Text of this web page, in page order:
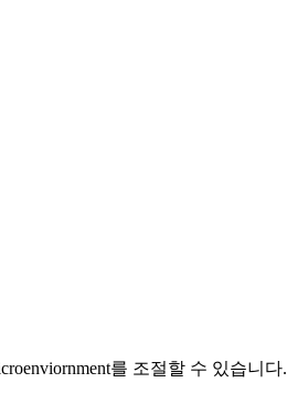
를 조절할 수 있습니다.